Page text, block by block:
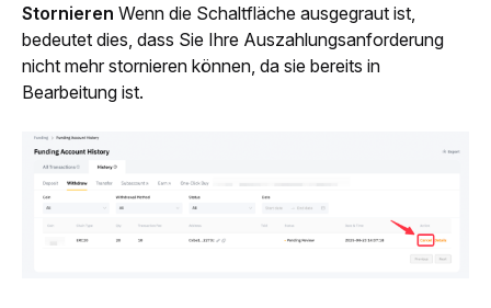
Stornieren Wenn die Schaltfläche ausgegraut ist,
bedeutet dies, dass Sie Ihre Auszahlungsanforderung
nicht mehr stornieren können, da sie bereits in
Bearbeitung ist.